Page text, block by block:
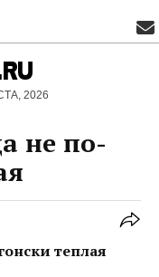
2026
не по-
теплая